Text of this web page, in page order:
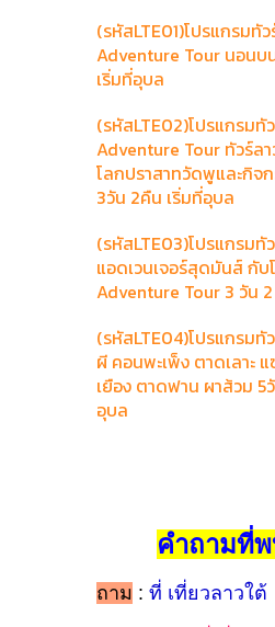
(รหัสLTE01)โปรแกรมทัว
Adventure Tour นอนบ
เริ่มที่อุบล
(รหัสLTE02)โปรแกรมทั
Adventure Tour ทัวร์ล
โลกปราสาทวัดพูและกิจ
3วัน 2คืน เริ่มที่อุบล
(รหัสLTE03)โปรแกรมทั
แอดเวนเจอร์สุดมันส์ กับ
Adventure Tour 3 วัน
(รหัสLTE04)โปรแกรมทั
ผี คอนพะเพ็ง ตาดเลาะ
เยือง ตาดฟาน ผาส้วม 5
อุบล
คำถามที่
ถาม : ที่ เที่ยวลาวใต้